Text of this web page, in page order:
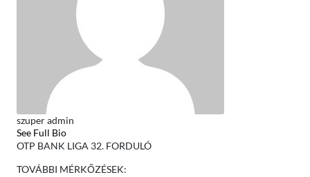
szuper admin
See Full Bio
OTP BANK LIGA 32. FORDULÓ
TOVÁBBI MÉRKŐZÉSEK: